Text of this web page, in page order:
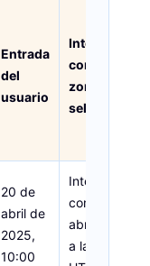
Entrada
del
usuario
Interpretado
como (en la
zona horaria
20 de
abril de
2025,
10:00
Interpretado
como 20 de
abril de 2025
a las 10:00